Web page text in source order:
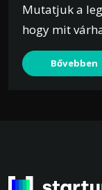
Mutatjuk a
hogy mit
Bővebben